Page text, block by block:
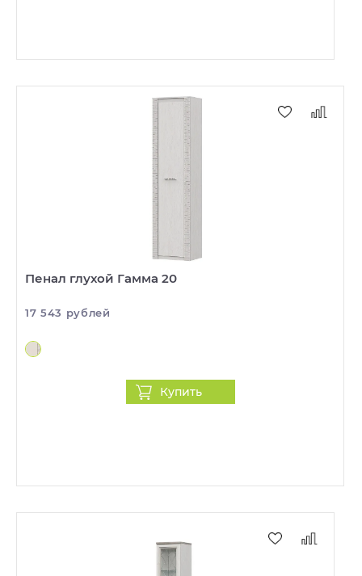
Пенал глухой Гамма 20
17 543 рублей
Купить